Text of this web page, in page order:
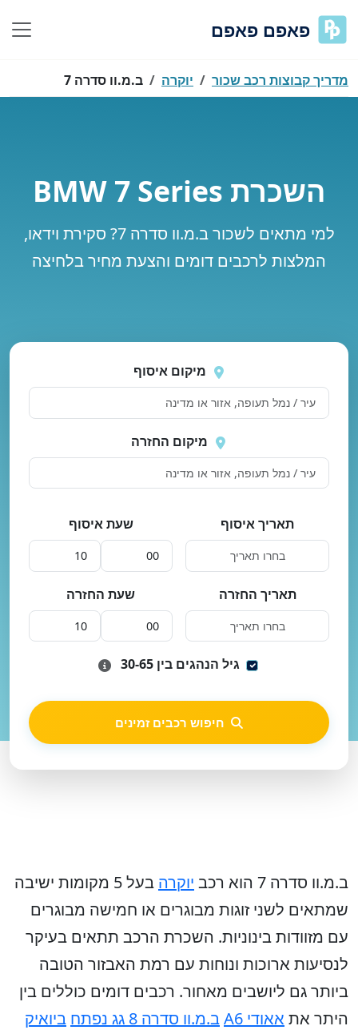
פאפם פאפם
מדריך קבוצות רכב שכור יוקרה ב.מ.וו סדרה 7
השכרת BMW 7 Series
למי מתאים לשכור ב.מ.וו סדרה 7? סקירת וידאו,
המלצות לרכבים דומים והצעת מחיר בלחיצה
שוב
מיקום איסוף
מיקום החזרה
תאריך איסוף שעת איסוף
תאריך החזרה שעת החזרה
גיל הנהגים בין 30-65
חיפוש רכבים זמינים
ב.מ.וו סדרה 7 הוא רכב יוקרה
בעל 5 מקומות ישיבה
שמתאים לשני זוגות מבוגרים או חמישה מבוגרים
עם מזוודות בינוניות. השכרת הרכב תתאים בעיקר
לנסיעות ארוכות ונוחות עם רמת האבזור הטובה
ביותר גם ליושבים מאחור. רכבים דומים כוללים בין
היתר את אאודי A6 ב.מ.וו סדרה 8 גג נפתח
ביואיק